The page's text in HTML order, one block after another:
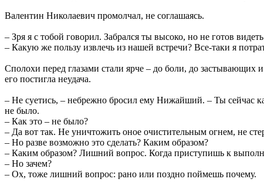
Валентин Николаевич промолчал, не соглашаясь.
– Зря я с тобой говорил. Забрался ты высоко, но не готов
– Какую же пользу извлечь из нашей встречи? Все-таки я
Сполохи перед глазами стали ярче – до боли, до
его постигла неудача.
– Не суетись, – небрежно бросил ему Нижайший. – Ты сейчас
не было.
– Как это – не было?
– Да вот так. Не уничтожить оное очистительным огнем, не
– Но разве возможно это сделать? Каким образом?
– Каким образом? Лишний вопрос. Когда приступишь к
– Но зачем?
– Ох, тоже лишний вопрос: рано или поздно поймешь почему.